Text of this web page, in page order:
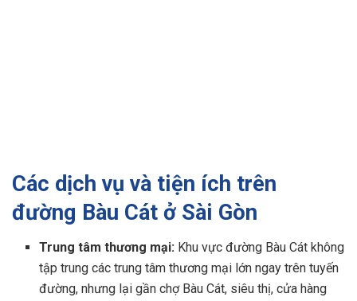
Các dịch vụ và tiện ích trên
đường Bàu Cát ở Sài Gòn
Trung tâm thương mại: Khu vực đường Bàu Cát không
tập trung các trung tâm thương mại lớn ngay trên tuyến
đường, nhưng lại gần chợ Bàu Cát, siêu thị, cửa hàng